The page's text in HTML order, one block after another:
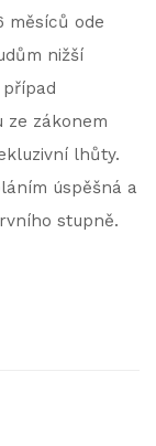
měsíců ode
nižší
ze zákonem
lhůty.
úspěšná a
stupně.